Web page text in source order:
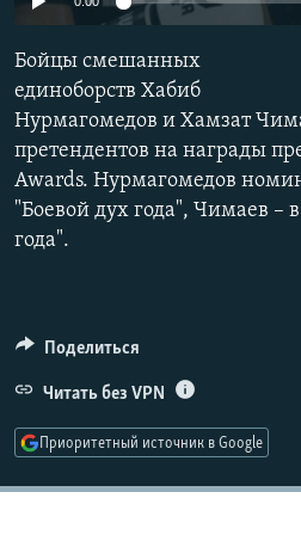
РАСПИСАНИЕ ВЕЩАНИЯ
ПОДПИШИТЕСЬ НА РАССЫЛКУ
СОЦИАЛЬНЫЕ СЕТИ
Auto
720p
Бойцы смешанных
единоборств Хабиб
Нурмагомедов и Хамзат
претендентов на награды
Awards. Нурмагомедов
"Боевой дух года", Чимаев –
года".
Поделиться
Читать без VPN
Приоритетный источник в Google